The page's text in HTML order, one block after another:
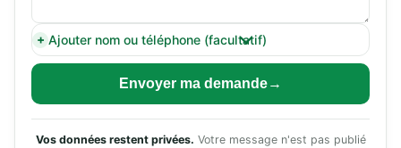
Ajouter nom ou téléphone (facultatif)
Envoyer ma demande
Vos données restent privées. Votre message n'est pas publié